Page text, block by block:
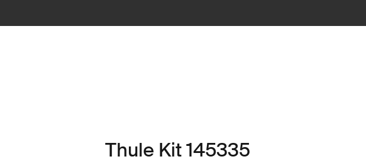
Thule Kit 145335